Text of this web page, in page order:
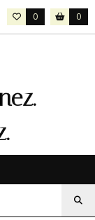
0 0